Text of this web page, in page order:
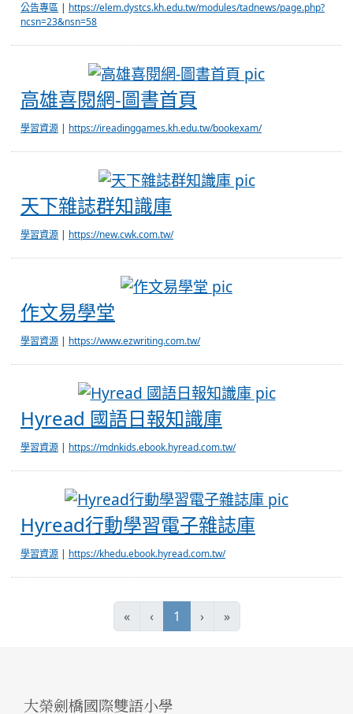
公告專區 | https://elem.dystcs.kh.edu.tw/modules/tadnews/page.php?
ncsn=23&nsn=58
高雄喜閱網-
高雄喜閱網-圖書首頁
學習資源 | https://ireadinggames.kh.edu.tw/bookexam/
天下雜誌群知
天下雜誌群知識庫
學習資源 | https://new.cwk.com.tw/
作文易學堂
作文易學堂
學習資源 | https://www.ezwriting.com.tw/
Hyread 國
Hyread 國語日報知識庫
學習資源 | https://mdnkids.ebook.hyread.com.tw/
Hyread
Hyread行動學習電子雜誌庫
學習資源 | https://khedu.ebook.hyread.com.tw/
« ‹ 1 (current)
› »
大榮劍橋國際雙語小學